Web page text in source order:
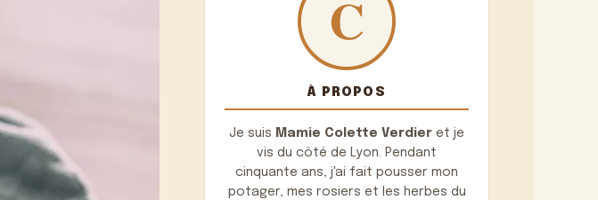
À PROPOS
Je suis Mamie Colette Verdier et je
vis du côté de Lyon. Pendant
cinquante ans, j'ai fait pousser mon
potager, mes rosiers et les herbes du